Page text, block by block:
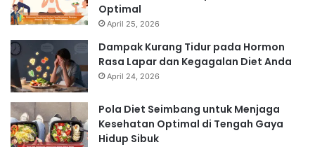
Optimal
April 25, 2026
Dampak Kurang Tidur pada Hormon
Rasa Lapar dan Kegagalan Diet Anda
April 24, 2026
Pola Diet Seimbang untuk Menjaga
Kesehatan Optimal di Tengah Gaya
Hidup Sibuk